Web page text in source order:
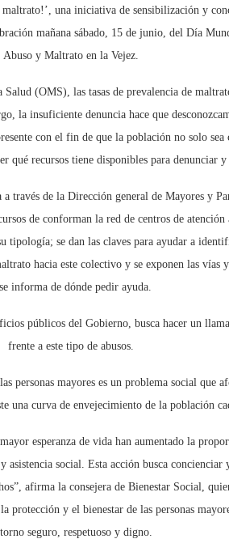
una iniciativa de sensibilización y
mañana sábado, 15 de junio, del Día
Abuso y Maltrato en la Vejez.
(OMS), las tasas de prevalencia de
la insuficiente denuncia hace que
con el fin de que la población no solo sea
qué recursos tiene disponibles para denunciar
través de la Dirección general de Mayores y
de conforman la red de centros de atención
tipología; se dan las claves para ayudar a
hacia este colectivo y se exponen las vías
informa de dónde pedir ayuda.
públicos del Gobierno, busca hacer un
frente a este tipo de abusos.
personas mayores es un problema social que
una curva de envejecimiento de la población
esperanza de vida han aumentado la
asistencia social. Esta acción busca
afirma la consejera de Bienestar Social,
y el bienestar de las personas
seguro, respetuoso y digno.